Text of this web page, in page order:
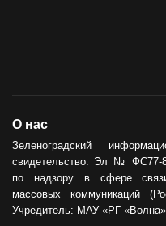
О нас
Зеленоградский
свидетельство: Эл № ФС77-
по надзору в сфере
массовых коммуникаций
Учредитель: МАУ «РГ «Волна».